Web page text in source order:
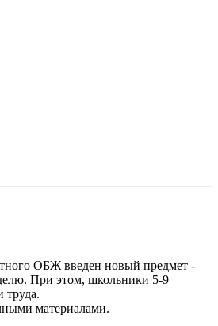
ОБЖ введен новый предмет -
При этом, школьники 5-9
труда.
материалами.